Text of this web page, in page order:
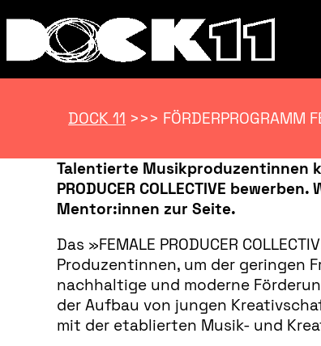
DOCK 11 >>> FÖRDERPROGRAMM
Talentierte Musikproduzentinnen
PRODUCER COLLECTIVE
Mentor:innen zur Seite.
Das »FEMALE PRODUCER
Produzentinnen, um der geringen
nachhaltige und moderne
der Aufbau von jungen
mit der etablierten Musik- und